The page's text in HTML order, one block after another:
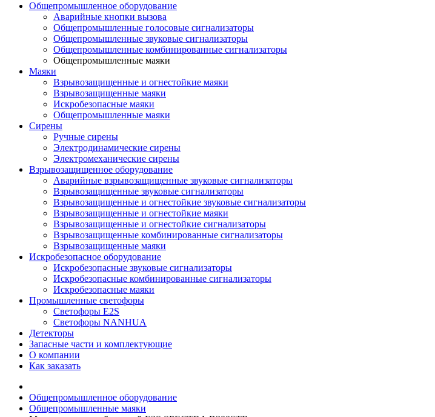
Общепромышленное оборудование
Аварийные кнопки вызова
Общепромышленные голосовые сигнализаторы
Общепромышленные звуковые сигнализаторы
Общепромышленные комбинированные сигнализаторы
Общепромышленные маяки
Маяки
Взрывозащищенные и огнестойкие маяки
Взрывозащищенные маяки
Искробезопасные маяки
Общепромышленные маяки
Сирены
Ручные сирены
Электродинамические сирены
Электромеханические сирены
Взрывозащищенное оборудование
Аварийные взрывозащищенные звуковые сигнализаторы
Взрывозащищенные звуковые сигнализаторы
Взрывозащищенные и огнестойкие звуковые сигнализаторы
Взрывозащищенные и огнестойкие маяки
Взрывозащищенные и огнестойкие сигнализаторы
Взрывозащищенные комбинированные сигнализаторы
Взрывозащищенные маяки
Искробезопасное оборудование
Искробезопасные звуковые сигнализаторы
Искробезопасные комбинированные сигнализаторы
Искробезопасные маяки
Промышленные светофоры
Светофоры E2S
Светофоры NANHUA
Детекторы
Запасные части и комплектующие
О компании
Как заказать
Общепромышленное оборудование
Общепромышленные маяки